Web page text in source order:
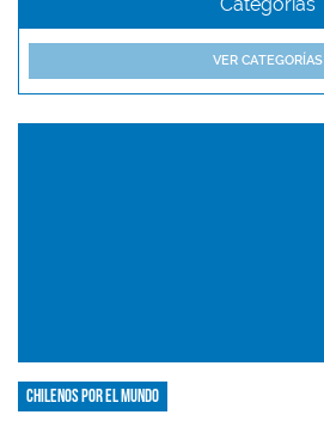
VER CATEGORÍAS
Chilenos por el mundo